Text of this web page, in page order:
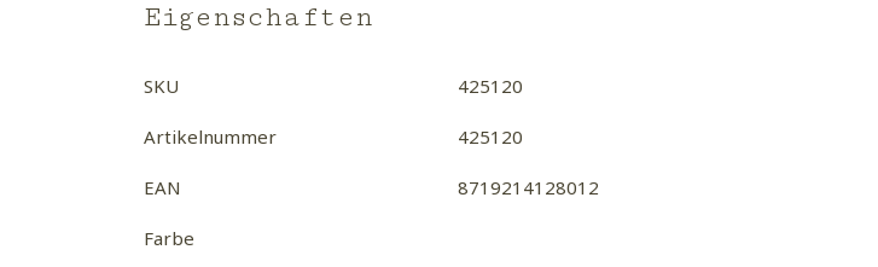
Eigenschaften
SKU 425120
Artikelnummer 425120
EAN 8719214128012
Farbe